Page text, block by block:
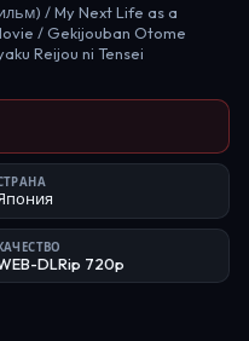
/ My Next Life as a
/ Gekijouban Otome
Reijou ni Tensei
DLRip 720p